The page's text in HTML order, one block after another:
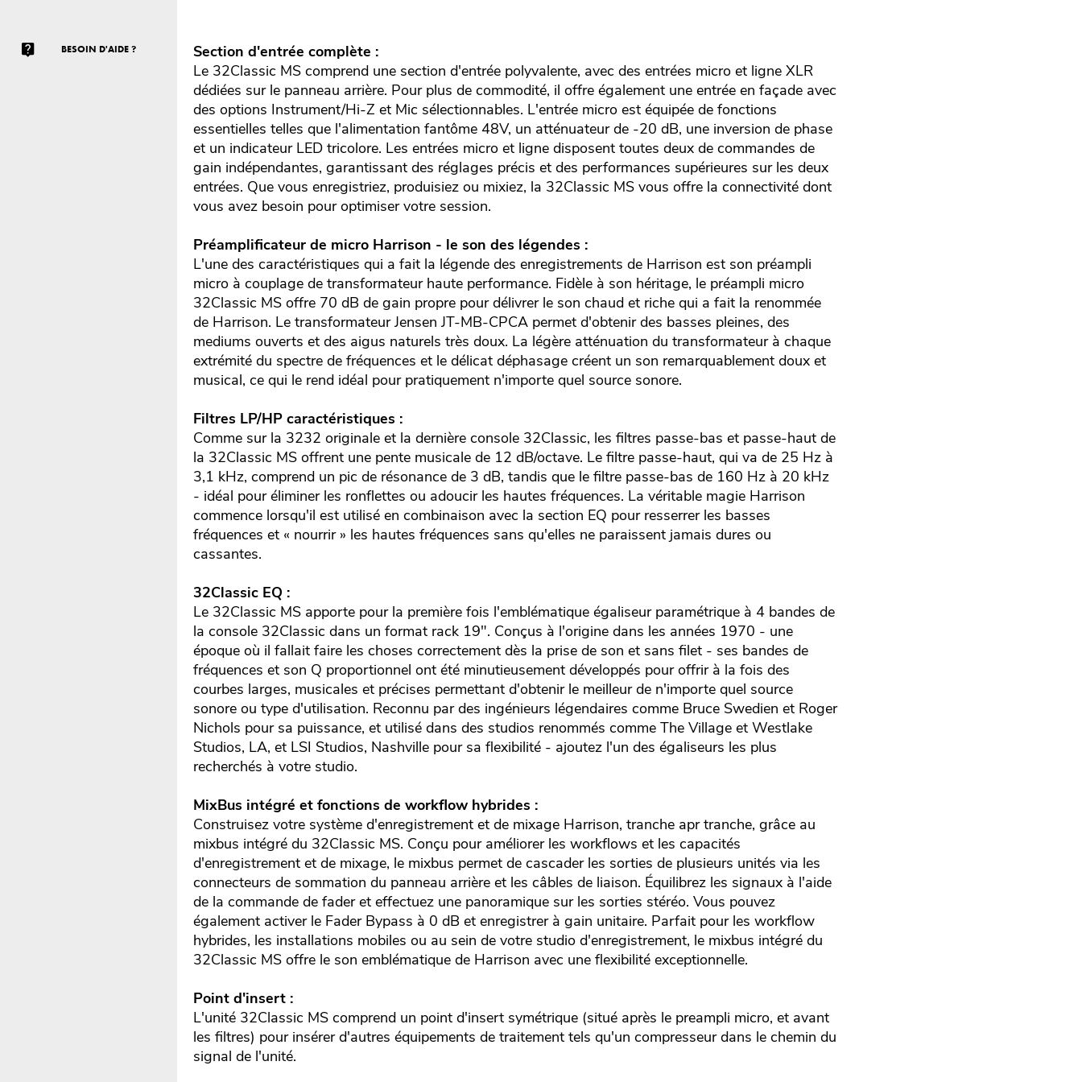
BESOIN D'AIDE ?
Section d'entrée complète :
Le 32Classic MS comprend une section d'entrée polyvalente, avec des entrées micro et ligne XLR
dédiées sur le panneau arrière. Pour plus de commodité, il offre également une entrée en façade avec
des options Instrument/Hi-Z et Mic sélectionnables. L'entrée micro est équipée de fonctions
essentielles telles que l'alimentation fantôme 48V, un atténuateur de -20 dB, une inversion de phase
et un indicateur LED tricolore. Les entrées micro et ligne disposent toutes deux de commandes de
gain indépendantes, garantissant des réglages précis et des performances supérieures sur les deux
entrées. Que vous enregistriez, produisiez ou mixiez, la 32Classic MS vous offre la connectivité dont
vous avez besoin pour optimiser votre session.
Préamplificateur de micro Harrison - le son des légendes :
L'une des caractéristiques qui a fait la légende des enregistrements de Harrison est son préampli
micro à couplage de transformateur haute performance. Fidèle à son héritage, le préampli micro
32Classic MS offre 70 dB de gain propre pour délivrer le son chaud et riche qui a fait la renommée
de Harrison. Le transformateur Jensen JT-MB-CPCA permet d'obtenir des basses pleines, des
mediums ouverts et des aigus naturels très doux. La légère atténuation du transformateur à chaque
extrémité du spectre de fréquences et le délicat déphasage créent un son remarquablement doux et
musical, ce qui le rend idéal pour pratiquement n'importe quel source sonore.
Filtres LP/HP caractéristiques :
Comme sur la 3232 originale et la dernière console 32Classic, les filtres passe-bas et passe-haut de
la 32Classic MS offrent une pente musicale de 12 dB/octave. Le filtre passe-haut, qui va de 25 Hz à
3,1 kHz, comprend un pic de résonance de 3 dB, tandis que le filtre passe-bas de 160 Hz à 20 kHz
- idéal pour éliminer les ronflettes ou adoucir les hautes fréquences. La véritable magie Harrison
commence lorsqu'il est utilisé en combinaison avec la section EQ pour resserrer les basses
fréquences et « nourrir » les hautes fréquences sans qu'elles ne paraissent jamais dures ou
cassantes.
32Classic EQ :
Le 32Classic MS apporte pour la première fois l'emblématique égaliseur paramétrique à 4 bandes de
la console 32Classic dans un format rack 19". Conçus à l'origine dans les années 1970 - une
époque où il fallait faire les choses correctement dès la prise de son et sans filet - ses bandes de
fréquences et son Q proportionnel ont été minutieusement développés pour offrir à la fois des
courbes larges, musicales et précises permettant d'obtenir le meilleur de n'importe quel source
sonore ou type d'utilisation. Reconnu par des ingénieurs légendaires comme Bruce Swedien et Roger
Nichols pour sa puissance, et utilisé dans des studios renommés comme The Village et Westlake
Studios, LA, et LSI Studios, Nashville pour sa flexibilité - ajoutez l'un des égaliseurs les plus
recherchés à votre studio.
MixBus intégré et fonctions de workflow hybrides :
Construisez votre système d'enregistrement et de mixage Harrison, tranche apr tranche, grâce au
mixbus intégré du 32Classic MS. Conçu pour améliorer les workflows et les capacités
d'enregistrement et de mixage, le mixbus permet de cascader les sorties de plusieurs unités via les
connecteurs de sommation du panneau arrière et les câbles de liaison. Équilibrez les signaux à l'aide
de la commande de fader et effectuez une panoramique sur les sorties stéréo. Vous pouvez
également activer le Fader Bypass à 0 dB et enregistrer à gain unitaire. Parfait pour les workflow
hybrides, les installations mobiles ou au sein de votre studio d'enregistrement, le mixbus intégré du
32Classic MS offre le son emblématique de Harrison avec une flexibilité exceptionnelle.
Point d'insert :
L'unité 32Classic MS comprend un point d'insert symétrique (situé après le preampli micro, et avant
les filtres) pour insérer d'autres équipements de traitement tels qu'un compresseur dans le chemin du
signal de l'unité.